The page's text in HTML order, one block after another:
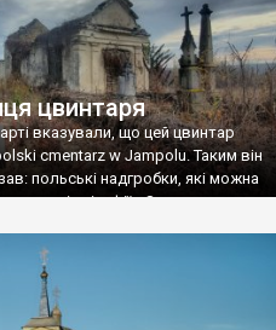
цвинтаря
вказували, що цей цвинтар
cmentarz w Jampolu. Таким він
польські надгробки, які можна
епітафії… Загалом цвинтар
гектарів. Перше враження про
польського цвинтаря виявилося